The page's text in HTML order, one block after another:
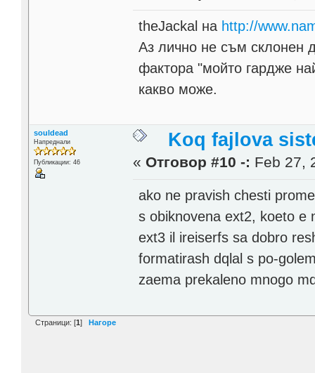
theJackal на http://
Аз лично не съм склонен
фактора "мойто гардже
какво може.
souldead
Напреднали
Публикации: 46
Koq fajlova
« Отговор #10 -: Feb 27,
ako ne pravish chesti
s obiknovena ext2, koeto e
ext3 il ireiserfs sa dobro
formatirash dqlal s po-
zaema prekaleno mnogo
Страници: [1] Нагоре